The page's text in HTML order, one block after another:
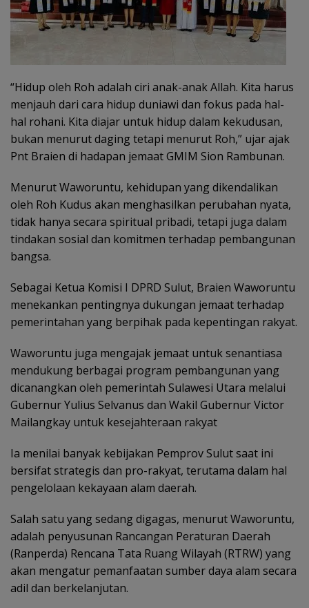
“Hidup oleh Roh adalah ciri anak-anak Allah. Kita harus
menjauh dari cara hidup duniawi dan fokus pada hal-
hal rohani. Kita diajar untuk hidup dalam kekudusan,
bukan menurut daging tetapi menurut Roh,” ujar ajak
Pnt Braien di hadapan jemaat GMIM Sion Rambunan.
Menurut Waworuntu, kehidupan yang dikendalikan
oleh Roh Kudus akan menghasilkan perubahan nyata,
tidak hanya secara spiritual pribadi, tetapi juga dalam
tindakan sosial dan komitmen terhadap pembangunan
bangsa.
Sebagai Ketua Komisi I DPRD Sulut, Braien Waworuntu
menekankan pentingnya dukungan jemaat terhadap
pemerintahan yang berpihak pada kepentingan rakyat.
Waworuntu juga mengajak jemaat untuk senantiasa
mendukung berbagai program pembangunan yang
dicanangkan oleh pemerintah Sulawesi Utara melalui
Gubernur Yulius Selvanus dan Wakil Gubernur Victor
Mailangkay untuk kesejahteraan rakyat
Ia menilai banyak kebijakan Pemprov Sulut saat ini
bersifat strategis dan pro-rakyat, terutama dalam hal
pengelolaan kekayaan alam daerah.
Salah satu yang sedang digagas, menurut Waworuntu,
adalah penyusunan Rancangan Peraturan Daerah
(Ranperda) Rencana Tata Ruang Wilayah (RTRW) yang
akan mengatur pemanfaatan sumber daya alam secara
adil dan berkelanjutan.